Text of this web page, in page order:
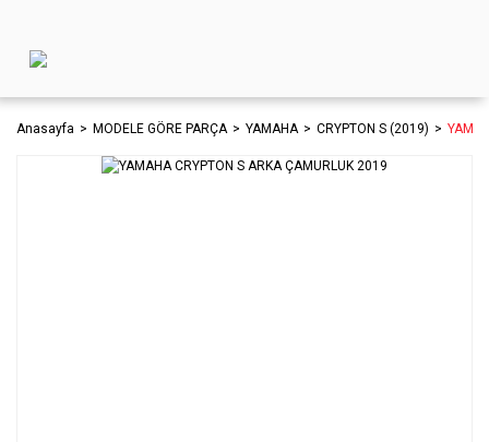
Anasayfa MODELE GÖRE PARÇA YAMAHA CRYPTON S (2019)